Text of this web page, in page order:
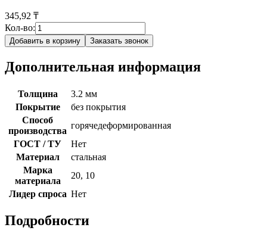
345,92 ₸
Кол-во:
Добавить в корзину Заказать звонок
Дополнительная информация
Толщина
3.2 мм
Покрытие
без покрытия
Способ
производства
горячедеформированная
ГОСТ / ТУ
Нет
Материал
стальная
Марка
материала
20, 10
Лидер спроса Нет
Подробности